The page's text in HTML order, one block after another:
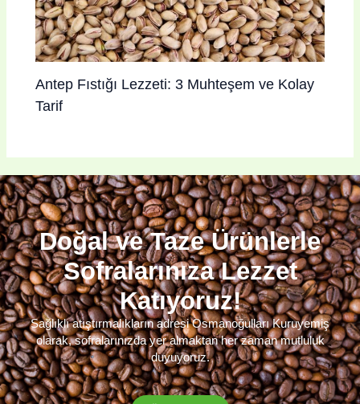
Antep Fıstığı Lezzeti: 3 Muhteşem ve Kolay
Tarif
Doğal ve Taze Ürünlerle
Sofralarınıza Lezzet
Katıyoruz!
Sağlıklı atıştırmalıkların adresi Osmanoğulları Kuruyemiş
olarak, sofralarınızda yer almaktan her zaman mutluluk
duyuyoruz.